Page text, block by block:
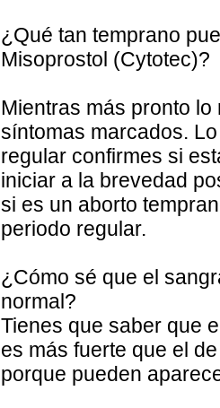
¿Qué tan temprano
Misoprostol (Cytotec)?
Mientras más pronto
síntomas marcados.
regular confirmes si
iniciar a la brevedad
si es un aborto
periodo regular.
¿Cómo sé que el
normal?
Tienes que saber que
es más fuerte que el
porque pueden